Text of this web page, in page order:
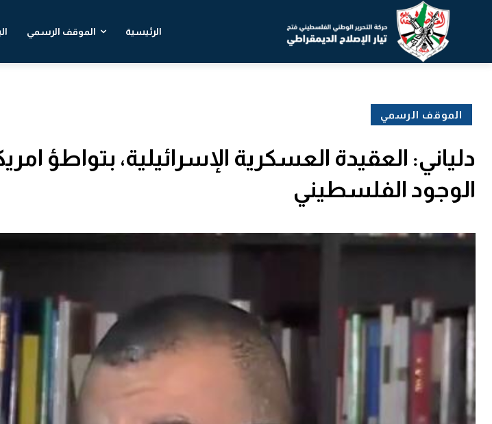
الرئيسية الموقف الرسمي
الموقف الرسمي
دلياني: العقيدة العسكرية الإسرائيلية، بتواطؤ
الوجود الفلسطيني